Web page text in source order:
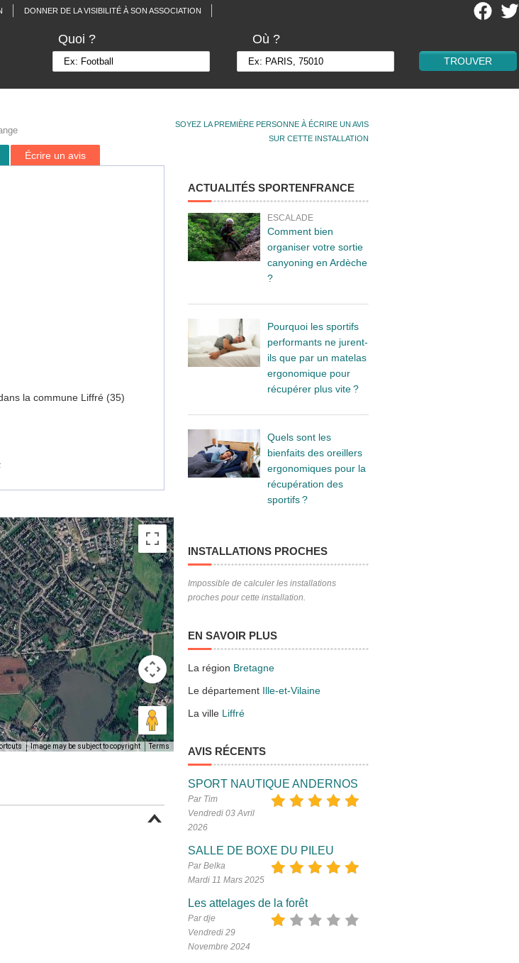
DONNER DE LA VISIBILITÉ À SON ASSOCIATION
Quoi ? Où ?
SOYEZ LA PREMIÈRE PERSONNE À ÉCRIRE UN AVIS
SUR CETTE INSTALLATION
Écrire un avis
la commune Liffré (35)
Image may be subject to copyright Terms
ACTUALITÉS SPORTENFRANCE
ESCALADE
Comment bien
organiser votre sortie
canyoning en Ardèche
?
Pourquoi les sportifs
performants ne jurent-
ils que par un matelas
ergonomique pour
récupérer plus vite ?
Quels sont les
bienfaits des oreillers
ergonomiques pour la
récupération des
sportifs ?
INSTALLATIONS PROCHES
Impossible de calculer les installations
proches pour cette installation.
EN SAVOIR PLUS
La région Bretagne
Le département Ille-et-Vilaine
La ville Liffré
AVIS RÉCENTS
SPORT NAUTIQUE ANDERNOS
Par Tim
Vendredi 03 Avril
2026
SALLE DE BOXE DU PILEU
Par Belka
Mardi 11 Mars 2025
Les attelages de la forêt
Par dje
Vendredi 29
Novembre 2024